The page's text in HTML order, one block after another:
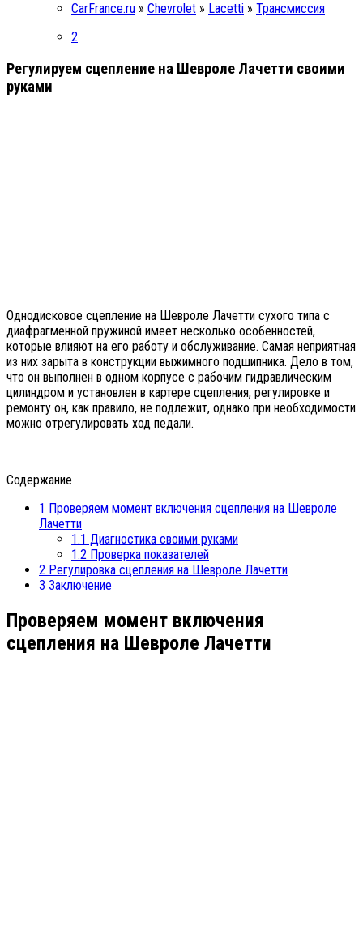
CarFrance.ru » Chevrolet » Lacetti » Трансмиссия
2
Регулируем сцепление на Шевроле Лачетти своими
руками
Однодисковое сцепление на Шевроле Лачетти сухого типа с
диафрагменной пружиной имеет несколько особенностей,
которые влияют на его работу и обслуживание. Самая неприятная
из них зарыта в конструкции выжимного подшипника. Дело в том,
что он выполнен в одном корпусе с рабочим гидравлическим
цилиндром и установлен в картере сцепления, регулировке и
ремонту он, как правило, не подлежит, однако при необходимости
можно отрегулировать ход педали.
Содержание
1 Проверяем момент включения сцепления на Шевроле
Лачетти
1.1 Диагностика своими руками
1.2 Проверка показателей
2 Регулировка сцепления на Шевроле Лачетти
3 Заключение
Проверяем момент включения
сцепления на Шевроле Лачетти